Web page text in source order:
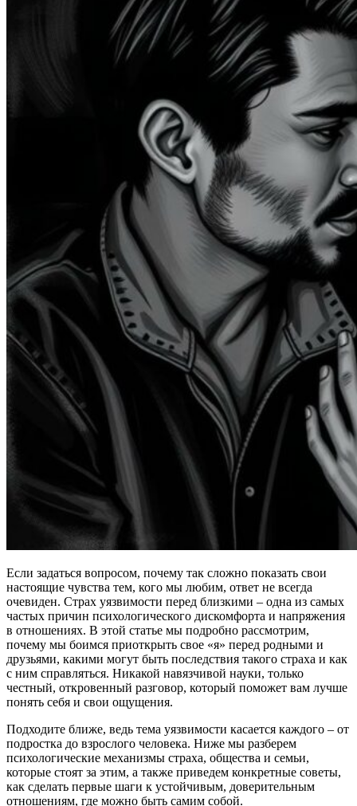
Если задаться вопросом, почему так сложно показать свои
настоящие чувства тем, кого мы любим, ответ не всегда
очевиден. Страх уязвимости перед близкими – одна из самых
частых причин психологического дискомфорта и напряжения
в отношениях. В этой статье мы подробно рассмотрим,
почему мы боимся приоткрыть свое «я» перед родными и
друзьями, какими могут быть последствия такого страха и как
с ним справляться. Никакой навязчивой науки, только
честный, откровенный разговор, который поможет вам лучше
понять себя и свои ощущения.
Подходите ближе, ведь тема уязвимости касается каждого – от
подростка до взрослого человека. Ниже мы разберем
психологические механизмы страха, общества и семьи,
которые стоят за этим, а также приведем конкретные советы,
как сделать первые шаги к устойчивым, доверительным
отношениям, где можно быть самим собой.